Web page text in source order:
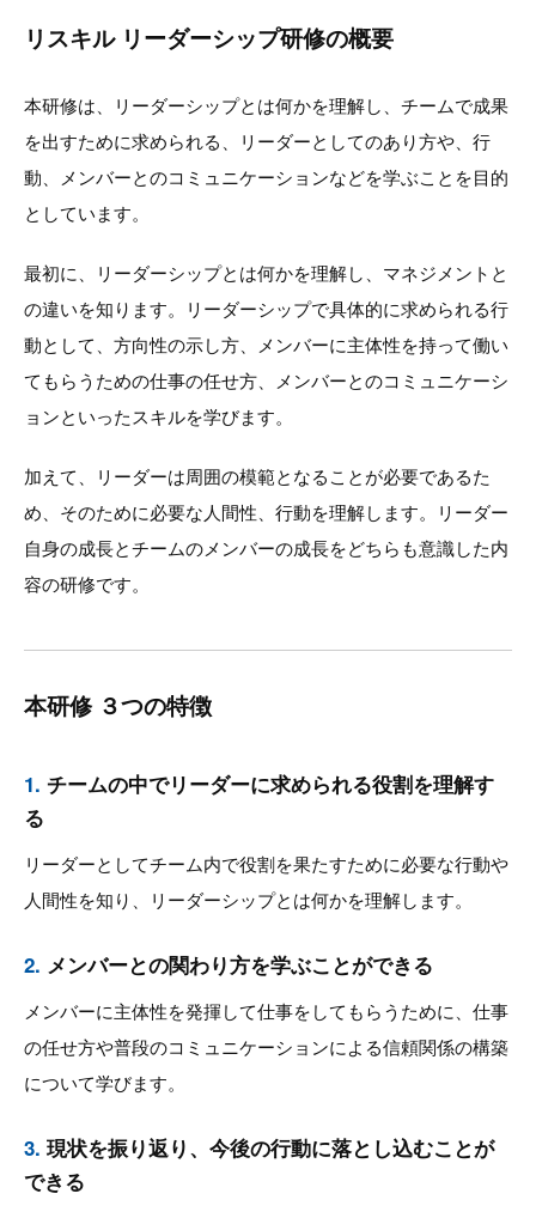
リスキル リーダーシップ研修の概要
本研修は、リーダーシップとは何かを理解し、チームで成果
を出すために求められる、リーダーとしてのあり方や、行
動、メンバーとのコミュニケーションなどを学ぶことを目的
としています。
最初に、リーダーシップとは何かを理解し、マネジメントと
の違いを知ります。リーダーシップで具体的に求められる行
動として、方向性の示し方、メンバーに主体性を持って働い
てもらうための仕事の任せ方、メンバーとのコミュニケーシ
ョンといったスキルを学びます。
加えて、リーダーは周囲の模範となることが必要であるた
め、そのために必要な人間性、行動を理解します。リーダー
自身の成長とチームのメンバーの成長をどちらも意識した内
容の研修です。
本研修 ３つの特徴
1. チームの中でリーダーに求められる役割を理解す
る
リーダーとしてチーム内で役割を果たすために必要な行動や
人間性を知り、リーダーシップとは何かを理解します。
2. メンバーとの関わり方を学ぶことができる
メンバーに主体性を発揮して仕事をしてもらうために、仕事
の任せ方や普段のコミュニケーションによる信頼関係の構築
について学びます。
3. 現状を振り返り、今後の行動に落とし込むことが
できる